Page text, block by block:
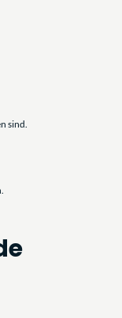
sind.
und Verletzungsgefahr